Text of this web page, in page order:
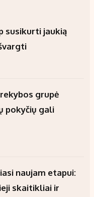
susikurti jaukią
grupė
pokyčių gali
naujam etapui:
skaitikliai ir